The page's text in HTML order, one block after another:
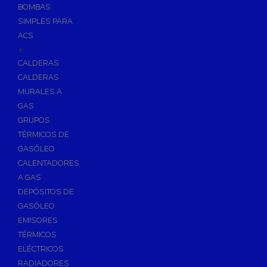
Sumideros para Piscinas
Accesorios para Piscinas
Productos Químicos para Piscinas
Reguladores de PH
Antialgas para Piscinas
Floculante para Piscinas
Cloro para Piscinas
Desinfección de Piscinas sin Cloro
Invernaje de Piscinas
Limpiadores de Piscinas
Kits Analizadores
Dosificadores
Riego, Jardín y Fuentes
BOMBAS
SIMPLES PARA
ACS
+
CALDERAS
CALDERAS
MURALES A
GAS
GRUPOS
TÉRMICOS DE
GASÓLEO
CALENTADORES
A GAS
DEPÓSITOS DE
GASÓLEO
EMISORES
TÉRMICOS
ELÉCTRICOS
RADIADORES